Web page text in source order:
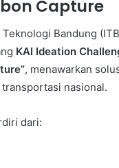
Capture
Bandung
KAI Ideation
, menawarkan
nasional.
dari: